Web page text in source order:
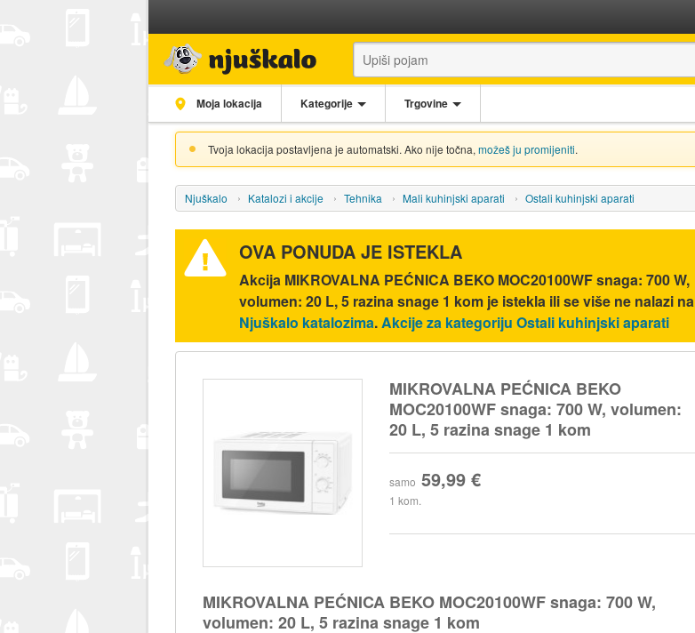
Moja lokacija Kategorije Trgovine
Tvoja lokacija postavljena je automatski. Ako nije točna, možeš ju promijeniti.
Njuškalo Katalozi i akcije Tehnika Mali kuhinjski aparati Ostali kuhinjski aparati
OVA PONUDA JE ISTEKLA
Akcija MIKROVALNA PEĆNICA BEKO MOC20100WF snaga: 700 W,
volumen: 20 L, 5 razina snage 1 kom je istekla ili se više ne nalazi na
Njuškalo katalozima.Akcije za kategoriju Ostali kuhinjski aparati
MIKROVALNA PEĆNICA BEKO
MOC20100WF snaga: 700 W, volumen:
20 L, 5 razina snage 1 kom
samo 59,99 €
1 kom.
MIKROVALNA PEĆNICA BEKO MOC20100WF snaga: 700 W,
volumen: 20 L, 5 razina snage 1 kom